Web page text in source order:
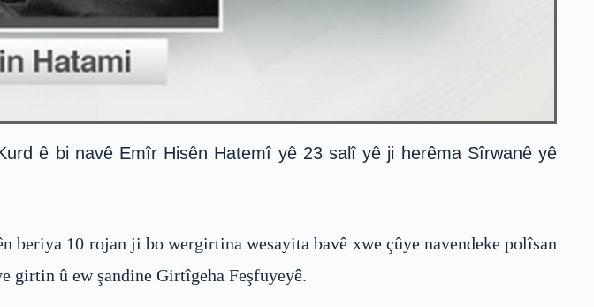
ê bi navê Emîr Hisên Hatemî yê 23 salî yê ji herêma Sîrwanê yê
10 rojan ji bo wergirtina wesayita bavê xwe çûye navendeke polîsan
girtin û ew şandine Girtîgeha Feşfuyeyê.